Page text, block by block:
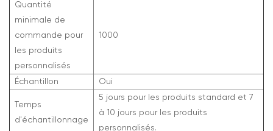
Quantité
minimale de
commande pour
les produits
personnalisés
1000
Échantillon Oui
Temps
d'échantillonnage
5 jours pour les produits standard et 7
à 10 jours pour les produits
personnalisés.